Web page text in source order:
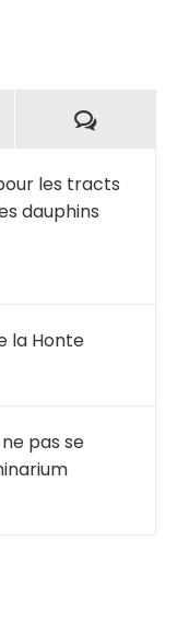
les tracts
dauphins
la Honte
pas se